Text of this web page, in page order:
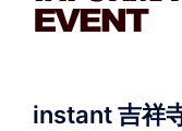
instant 吉祥